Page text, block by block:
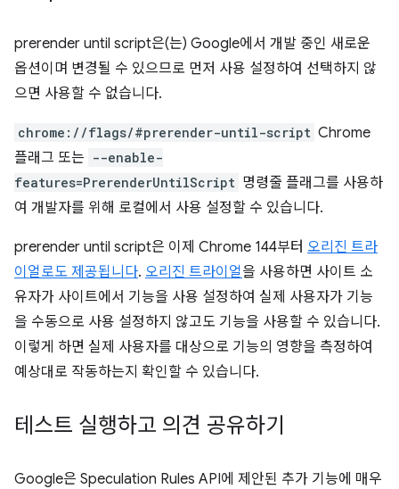
prerender until script은(는) Google에서 개발 중인 새로운
옵션이며 변경될 수 있으므로 먼저 사용 설정하여 선택하지 않
으면 사용할 수 없습니다.
chrome://flags/#prerender-until-script Chrome
플래그 또는 --enable-
features=PrerenderUntilScript 명령줄 플래그를 사용하
여 개발자를 위해 로컬에서 사용 설정할 수 있습니다.
prerender until script은 이제 Chrome 144부터 오리진 트라
이얼로도 제공됩니다. 오리진 트라이얼을 사용하면 사이트 소
유자가 사이트에서 기능을 사용 설정하여 실제 사용자가 기능
을 수동으로 사용 설정하지 않고도 기능을 사용할 수 있습니다.
이렇게 하면 실제 사용자를 대상으로 기능의 영향을 측정하여
예상대로 작동하는지 확인할 수 있습니다.
테스트 실행하고 의견 공유하기
Google은 Speculation Rules API에 제안된 추가 기능에 매우